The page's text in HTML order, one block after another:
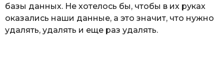
базы данных. Не хотелось бы, чтобы в их руках
оказались наши данные, а это значит, что нужно
удалять, удалять и еще раз удалять.